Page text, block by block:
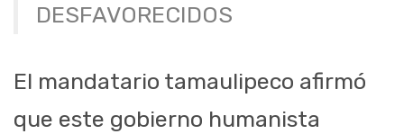
DESFAVORECIDOS
El mandatario tamaulipeco afirmó
que este gobierno humanista